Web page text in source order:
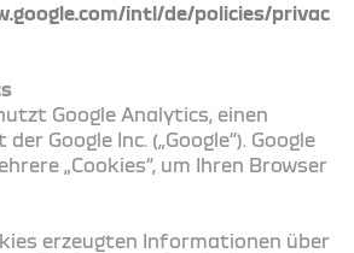
intl/de/policies/privac
Google Analytics, einen
Google Inc. („Google“). Google
„Cookies“, um Ihren Browser
erzeugten Informationen über